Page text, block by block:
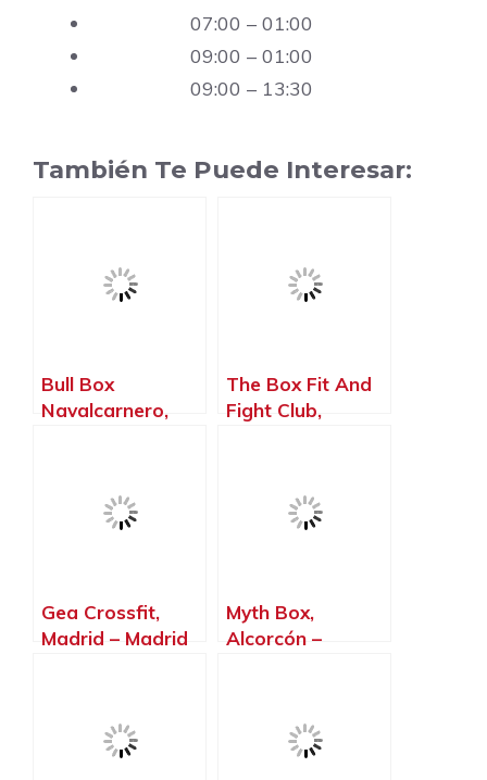
07:00 – 01:00
09:00 – 01:00
09:00 – 13:30
También Te Puede Interesar:
Bull Box
Navalcarnero,
The Box Fit And
Fight Club,
Gea Crossfit,
Madrid – Madrid
Myth Box,
Alcorcón –